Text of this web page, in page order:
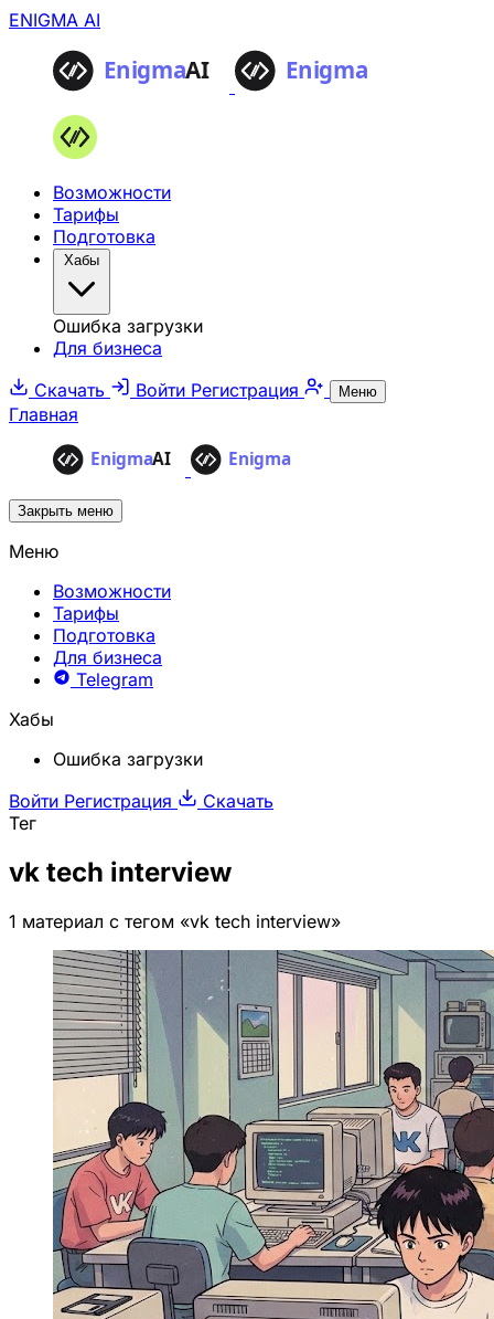
ENIGMA AI
Возможности
Тарифы
Подготовка
Хабы
Ошибка загрузки
Для бизнеса
Скачать
Войти Регистрация Меню
Главная
Закрыть меню
Меню
Возможности
Тарифы
Подготовка
Для бизнеса
Telegram
Хабы
Ошибка загрузки
Войти Регистрация
Скачать
Тег
vk tech interview
1 материал с тегом «vk tech interview»